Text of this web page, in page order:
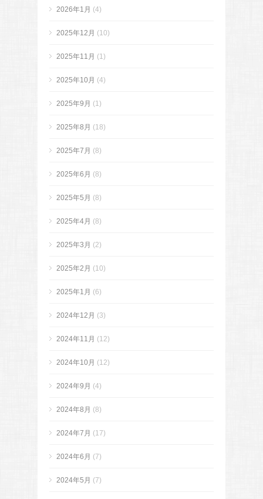
2026年1月 (4)
2025年12月 (10)
2025年11月 (1)
2025年10月 (4)
2025年9月 (1)
2025年8月 (18)
2025年7月 (8)
2025年6月 (8)
2025年5月 (8)
2025年4月 (8)
2025年3月 (2)
2025年2月 (10)
2025年1月 (6)
2024年12月 (3)
2024年11月 (12)
2024年10月 (12)
2024年9月 (4)
2024年8月 (8)
2024年7月 (17)
2024年6月 (7)
2024年5月 (7)